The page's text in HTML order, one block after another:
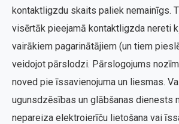
kontaktligzdu skaits paliek nemainīgs.
visērtāk pieejamā kontaktligzda nereti
vairākiem pagarinātājiem (un tiem
veidojot pārslodzi. Pārslogojums
noved pie īssavienojuma un liesmas.
ugunsdzēsības un glābšanas dienests
nepareiza elektroierīču lietošana vai